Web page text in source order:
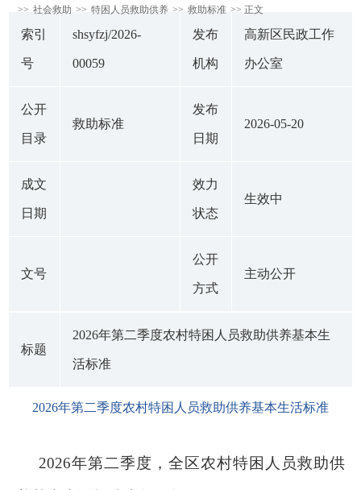
>> 社会救助 >> 特困人员救助供养 >> 救助标准 >> 正文
索引
号
shsyfzj/2026-
00059
发布
机构
高新区民政工作
办公室
公开
目录
救助标准
发布
日期
2026-05-20
成文
日期
效力
状态
生效中
文号
公开
方式
主动公开
标题
2026年第二季度农村特困人员救助供养基本生
活标准
2026年第二季度农村特困人员救助供养基本生活标准
2026年第二季度，全区农村特困人员救助供